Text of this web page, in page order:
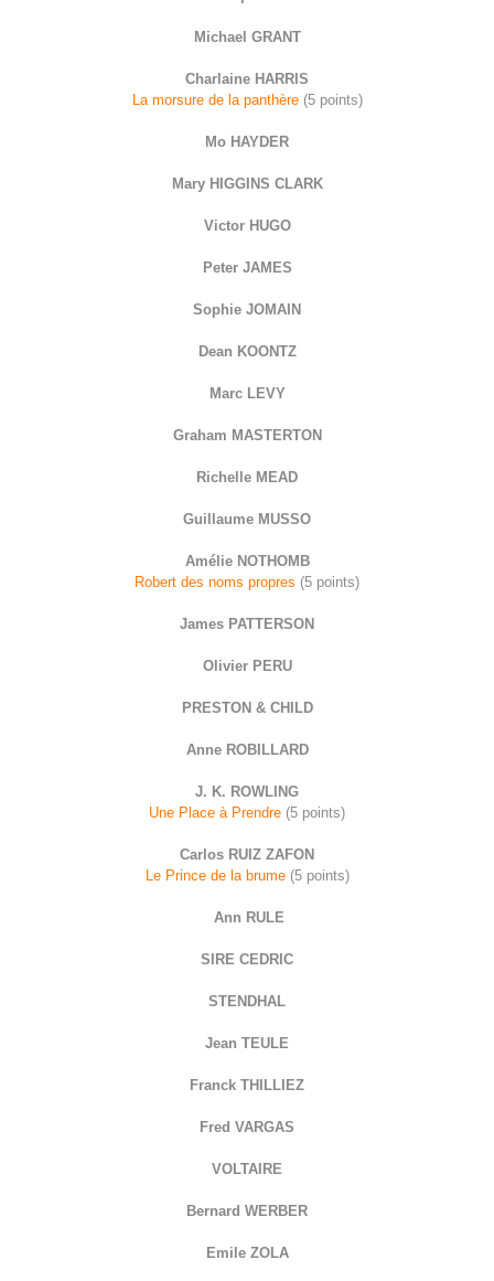
Michael GRANT
Charlaine HARRIS
La morsure de la panthère(5 points)
Mo HAYDER
Mary HIGGINS CLARK
Victor HUGO
Peter JAMES
Sophie JOMAIN
Dean KOONTZ
Marc LEVY
Graham MASTERTON
Richelle MEAD
Guillaume MUSSO
Amélie NOTHOMB
Robert des noms propres (5 points)
James PATTERSON
Olivier PERU
PRESTON & CHILD
Anne ROBILLARD
J. K. ROWLING
Une Place à Prendre (5 points)
Carlos RUIZ ZAFON
Le Prince de la brume(5 points)
Ann RULE
SIRE CEDRIC
STENDHAL
Jean TEULE
Franck THILLIEZ
Fred VARGAS
VOLTAIRE
Bernard WERBER
Emile ZOLA